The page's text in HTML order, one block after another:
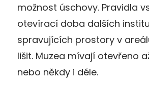
možnost úschovy. Pravidla
otevírací doba dalších
spravujících prostory v
lišit. Muzea mívají otevřeno
nebo někdy i déle.